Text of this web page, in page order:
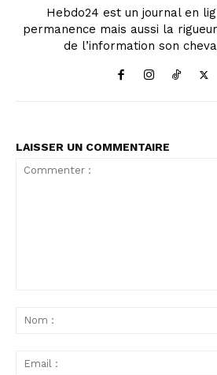
Hebdo24 est un journal en
permanence mais aussi la
de l’information son
LAISSER UN COMMENTAIRE